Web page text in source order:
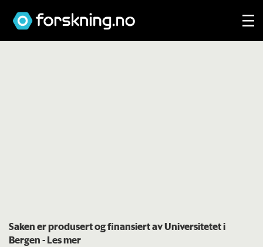
Saken er produsert og finansiert av Universitetet i
Bergen- Les mer